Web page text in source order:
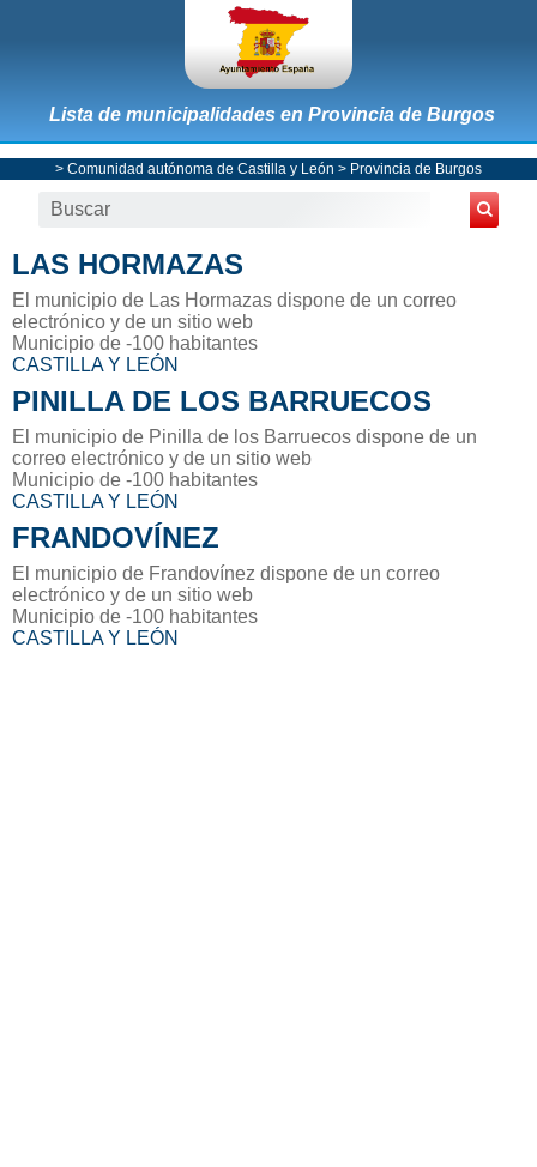
Lista de municipalidades en Provincia de Burgos
> Comunidad autónoma de Castilla y León > Provincia de Burgos
LAS HORMAZAS
El municipio de Las Hormazas dispone de un correo
electrónico y de un sitio web
Municipio de -100 habitantes
CASTILLA Y LEÓN
PINILLA DE LOS BARRUECOS
El municipio de Pinilla de los Barruecos dispone de un
correo electrónico y de un sitio web
Municipio de -100 habitantes
CASTILLA Y LEÓN
FRANDOVÍNEZ
El municipio de Frandovínez dispone de un correo
electrónico y de un sitio web
Municipio de -100 habitantes
CASTILLA Y LEÓN